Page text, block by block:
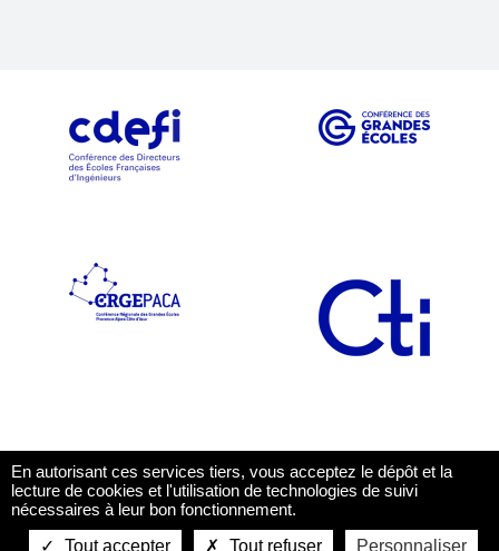
En autorisant ces services tiers, vous acceptez le dépôt et la
lecture de cookies et l'utilisation de technologies de suivi
nécessaires à leur bon fonctionnement.
Tout accepter
Tout refuser Personnaliser